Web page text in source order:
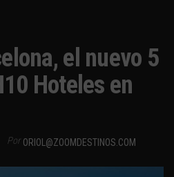
el nuevo 5
Hoteles en
Por ORIOL@ZOOMDESTINOS.COM